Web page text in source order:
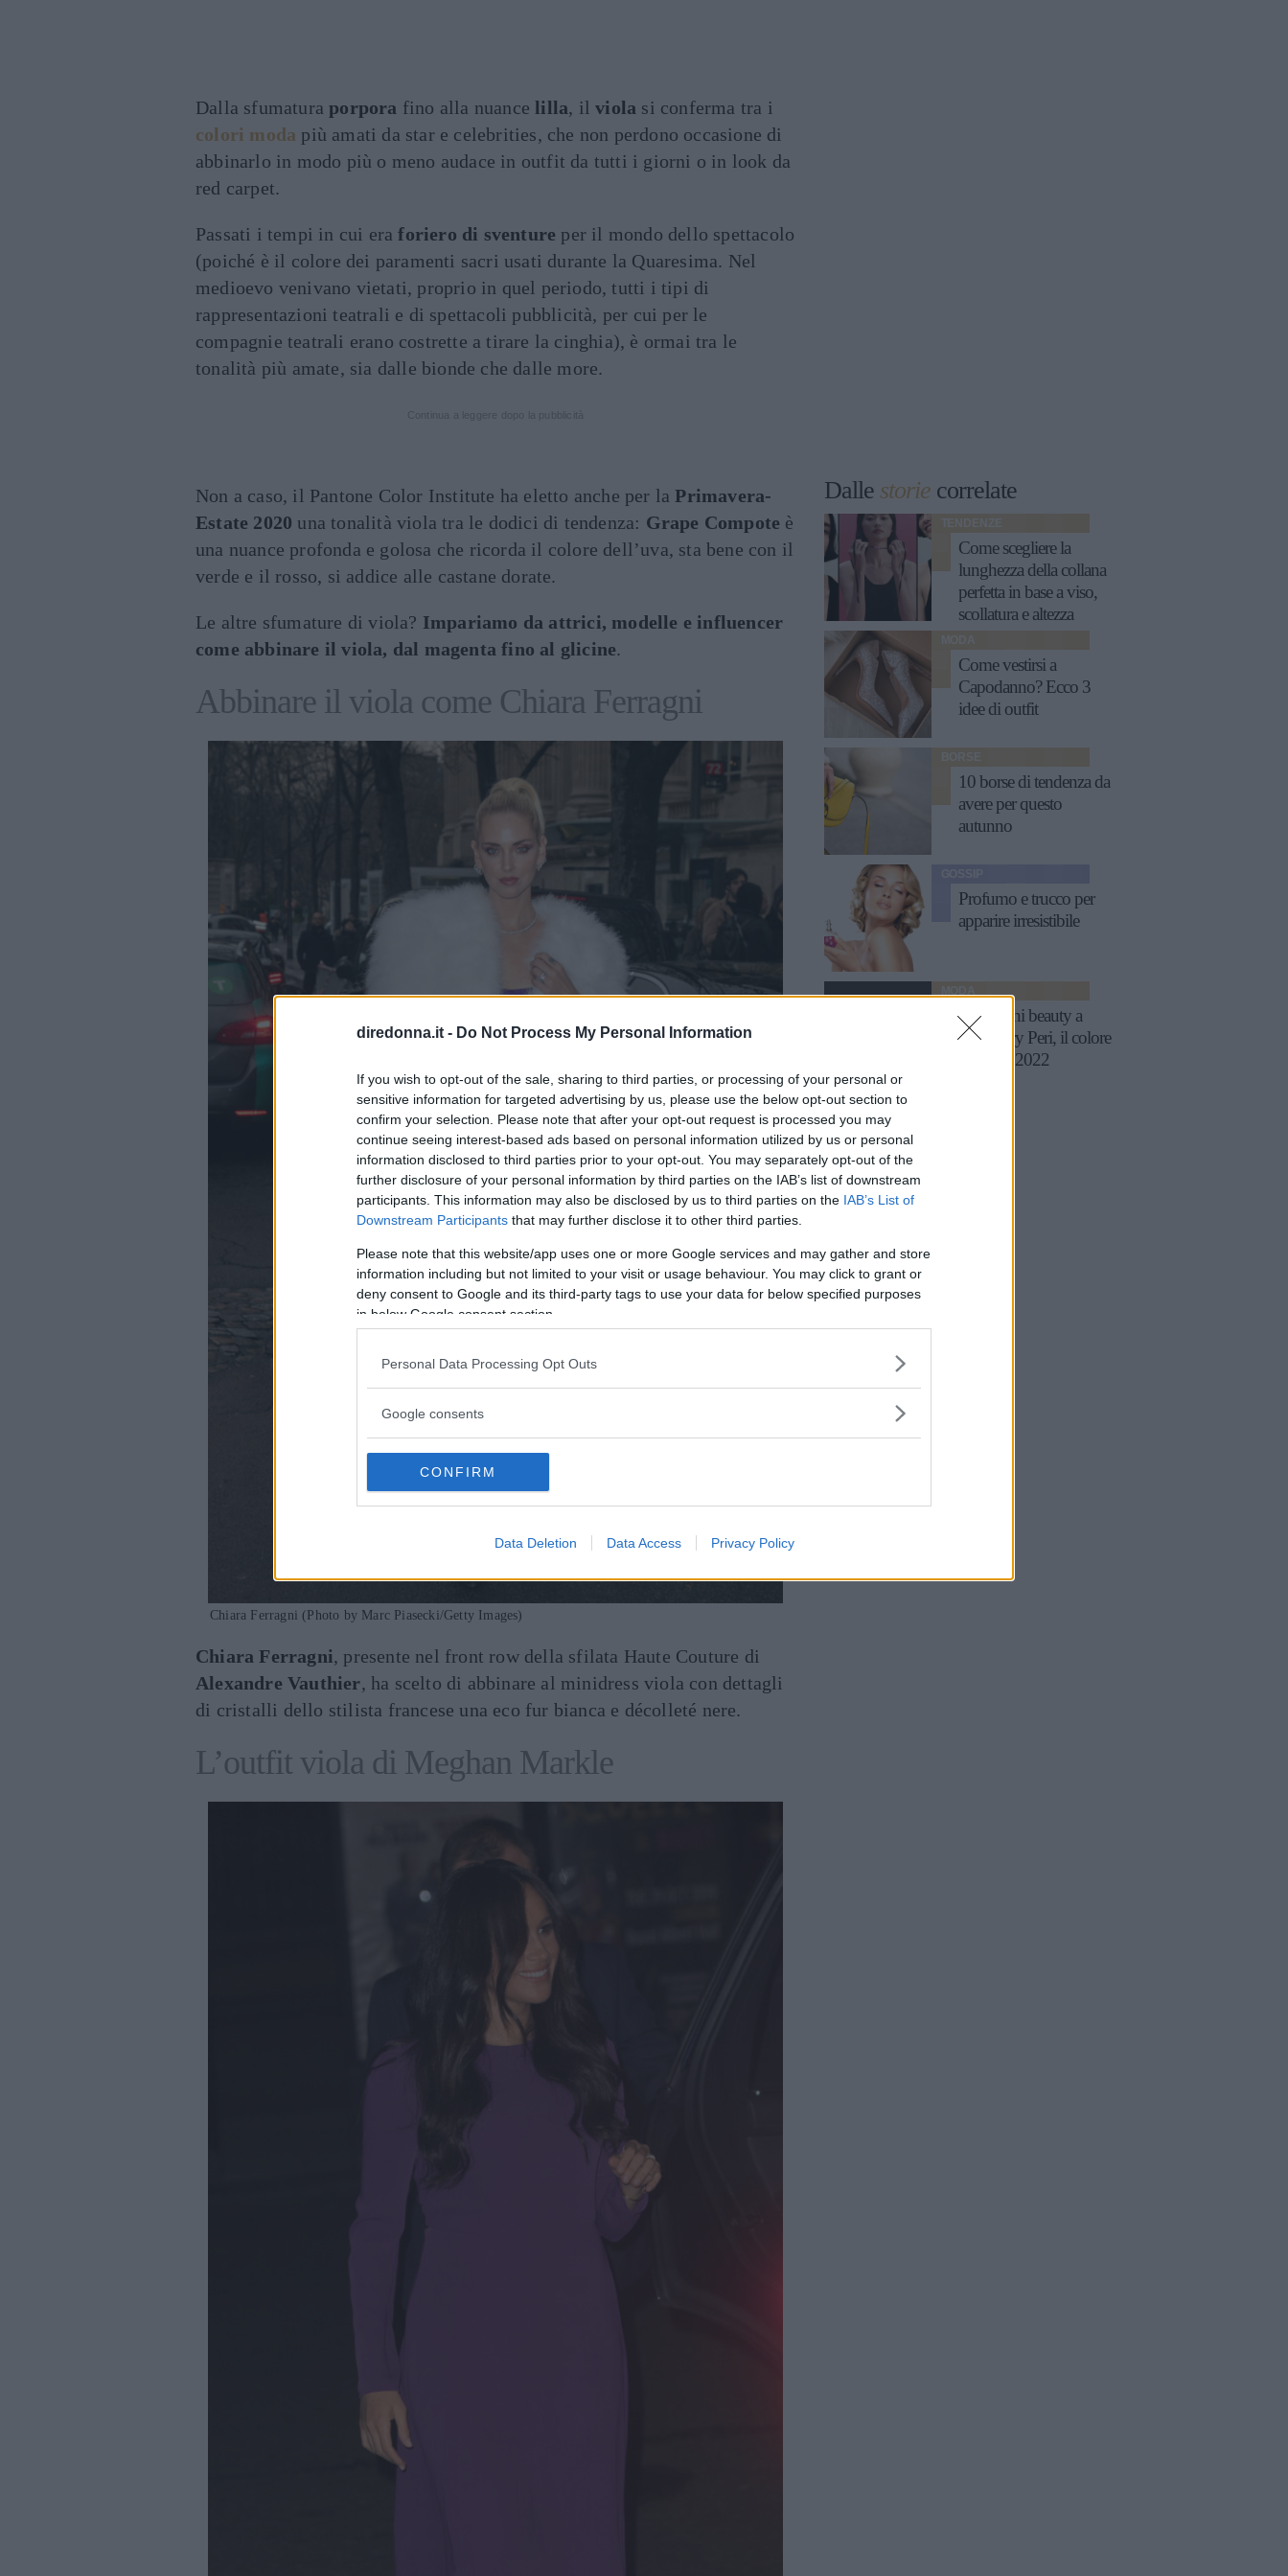
diredonna.it - Do Not Process My Personal Information
If you wish to opt-out of the sale, sharing to third parties, or processing of your personal or
sensitive information for targeted advertising by us, please use the below opt-out section to
confirm your selection. Please note that after your opt-out request is processed you may
continue seeing interest-based ads based on personal information utilized by us or personal
information disclosed to third parties prior to your opt-out. You may separately opt-out of the
further disclosure of your personal information by third parties on the IAB’s list of downstream
participants. This information may also be disclosed by us to third parties on the IAB’s List of
Downstream Participants that may further disclose it to other third parties.
Please note that this website/app uses one or more Google services and may gather and store
information including but not limited to your visit or usage behaviour. You may click to grant or
deny consent to Google and its third-party tags to use your data for below specified purposes
in below Google consent section.
Personal Data Processing Opt Outs
Google consents
CONFIRM
Data Deletion Data Access Privacy Policy
Dalla sfumaturaporpora fino alla nuance lilla, ilviola si conferma tra i
colori moda più amati da star e celebrities, che non perdono occasione di
abbinarlo in modo più o meno audace in outfit da tutti i giorni o in look da
red carpet.
Passati i tempi in cui eraforiero di sventure per il mondo dello spettacolo
(poiché è il colore dei paramenti sacri usati durante la Quaresima. Nel
medioevo venivano vietati, proprio in quel periodo, tutti i tipi di
rappresentazioni teatrali e di spettacoli pubblicità, per cui per le
compagnie teatrali erano costrette a tirare la cinghia), è ormai tra le
tonalità più amate, sia dalle bionde che dalle more.
Non a caso, il Pantone Color Institute ha eletto anche per laPrimavera-
Estate 2020 una tonalità viola tra le dodici di tendenza: Grape Compote è
una nuance profonda e golosa che ricorda il colore dell’uva, sta bene con il
verde e il rosso, si addice alle castane dorate.
Le altre sfumature di viola? Impariamo da attrici, modelle e influencer
come abbinare il viola, dal magenta fino al glicine.
Abbinare il viola come Chiara Ferragni
Chiara Ferragni (Photo by Marc Piasecki/Getty Images)
Chiara Ferragni, presente nel front row della sfilata Haute Couture di
Alexandre Vauthier, ha scelto di abbinare al minidress viola con dettagli
di cristalli dello stilista francese una eco fur bianca e décolleté nere.
L’outfit viola di Meghan Markle
Dalle storie correlate
TENDENZE
Come scegliere la
lunghezza della collana
perfetta in base a viso,
scollatura e altezza
MODA
Come vestirsi a
Capodanno? Ecco 3
idee di outfit
BORSE
10 borse di tendenza da
avere per questo
autunno
Profumo e trucco per
apparire irresistibile
MODA
Ispirazioni beauty a
tema Very Peri, il colore
Pantone 2022